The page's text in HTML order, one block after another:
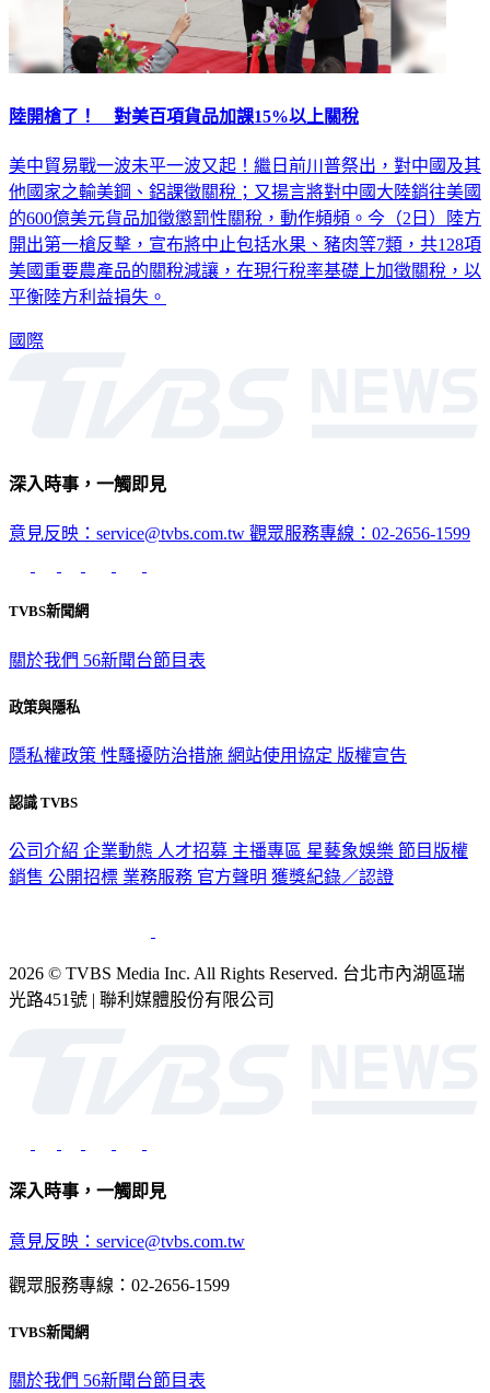
陸開槍了！ 對美百項貨品加課15%以上關稅
美中貿易戰一波未平一波又起！繼日前川普祭出，對中國及其
他國家之輸美鋼、鋁課徵關稅；又揚言將對中國大陸銷往美國
的600億美元貨品加徵懲罰性關稅，動作頻頻。今（2日）陸方
開出第一槍反擊，宣布將中止包括水果、豬肉等7類，共128項
美國重要農產品的關稅減讓，在現行稅率基礎上加徵關稅，以
平衡陸方利益損失。
國際
深入時事，一觸即見
意見反映：service@tvbs.com.tw 觀眾服務專線：02-2656-1599
TVBS新聞網
關於我們 56新聞台節目表
政策與隱私
隱私權政策 性騷擾防治措施 網站使用協定 版權宣告
認識 TVBS
公司介紹 企業動態 人才招募 主播專區 星藝象娛樂 節目版權
銷售 公開招標 業務服務 官方聲明 獲獎紀錄／認證
2026 © TVBS Media Inc. All Rights Reserved. 台北市內湖區瑞
光路451號 | 聯利媒體股份有限公司
深入時事，一觸即見
意見反映：service@tvbs.com.tw
觀眾服務專線：02-2656-1599
TVBS新聞網
關於我們 56新聞台節目表